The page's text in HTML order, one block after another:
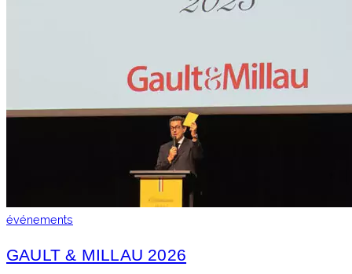
événements
GAULT & MILLAU 2026